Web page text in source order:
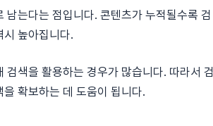
는다는 점입니다. 콘텐츠가 누적될수록 검
시 높아집니다.
색을 활용하는 경우가 많습니다. 따라서 검
확보하는 데 도움이 됩니다.